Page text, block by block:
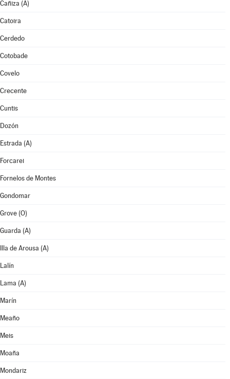
Cañiza (A)
Catoira
Cerdedo
Cotobade
Covelo
Crecente
Cuntis
Dozón
Estrada (A)
Forcarei
Fornelos de Montes
Gondomar
Grove (O)
Guarda (A)
Illa de Arousa (A)
Lalín
Lama (A)
Marín
Meaño
Meis
Moaña
Mondariz